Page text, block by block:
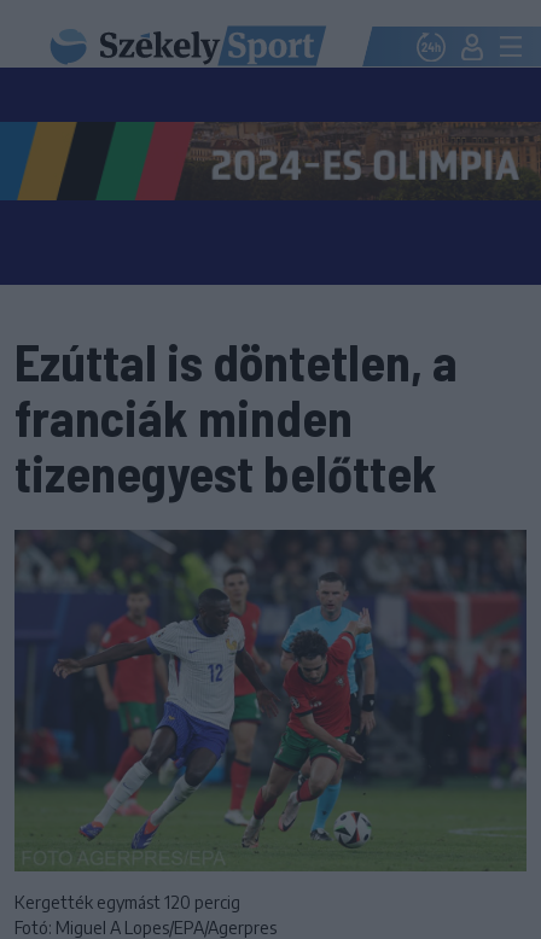
Ezúttal is döntetlen, a
franciák minden
tizenegyest belőttek
Kergették egymást 120 percig
Fotó: Miguel A Lopes/EPA/Agerpres